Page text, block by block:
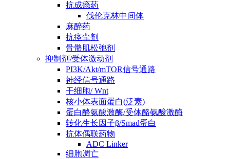
抗成瘾药
伐伦克林中间体
麻醉药
抗痉挛剂
骨骼肌松弛剂
抑制剂/受体激动剂
PI3K/Akt/mTOR信号通路
神经信号通路
干细胞/ Wnt
核小体表面蛋白(泛素)
蛋白酪氨酸激酶/受体酪氨酸激酶
转化生长因子β/Smad蛋白
抗体偶联药物
ADC Linker
细胞凋亡